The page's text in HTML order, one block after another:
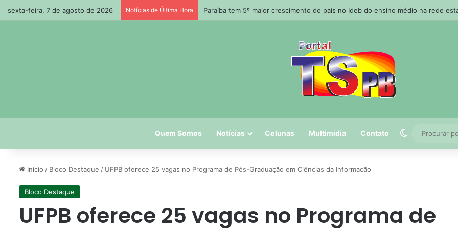
sexta-feira, 7 de agosto de 2026 Notícias de Última Hora Paraíba tem 5º maior crescimento do país no Ideb do ensino médio na rede
Quem Somos Notícias Colunas Multimidia Contato Switch skin
Início / Bloco Destaque / UFPB oferece 25 vagas no Programa de Pós-Graduação em Ciências da Informação
Bloco Destaque
UFPB oferece 25 vagas no Programa de